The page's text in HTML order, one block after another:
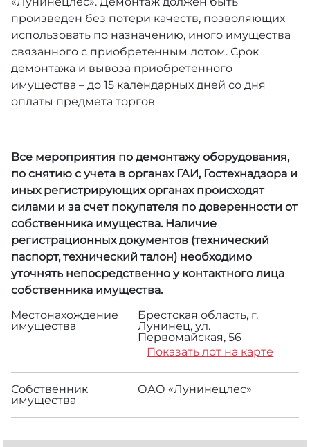
произведен без потери качеств, позволяющих
использовать по назначению, иного имущества
связанного с приобретенным лотом. Срок
демонтажа и вывоза приобретенного
имущества – до 15 календарных дней со дня
оплаты предмета торгов
Все мероприятия по демонтажу оборудования,
по снятию с учета в органах ГАИ, Гостехнадзора и
иных регистрирующих органах происходят
силами и за счет покупателя по доверенности от
собственника имущества. Наличие
регистрационных документов (технический
паспорт, технический талон) необходимо
уточнять непосредственно у контактного лица
собственника имущества.
Местонахождение
имущества
Брестская область, г.
Лунинец, ул.
Первомайская, 56
Показать лот на карте
Собственник
имущества
ОАО «Лунинецлес»